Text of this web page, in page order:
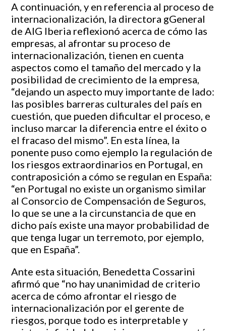
A continuación, y en referencia al proceso de
internacionalización, la directora gGeneral
de AIG Iberia reflexionó acerca de cómo las
empresas, al afrontar su proceso de
internacionalización, tienen en cuenta
aspectos como el tamaño del mercado y la
posibilidad de crecimiento de la empresa,
“dejando un aspecto muy importante de lado:
las posibles barreras culturales del país en
cuestión, que pueden dificultar el proceso, e
incluso marcar la diferencia entre el éxito o
el fracaso del mismo”. En esta línea, la
ponente puso como ejemplo la regulación de
los riesgos extraordinarios en Portugal, en
contraposición a cómo se regulan en España:
“en Portugal no existe un organismo similar
al Consorcio de Compensación de Seguros,
lo que se une a la circunstancia de que en
dicho país existe una mayor probabilidad de
que tenga lugar un terremoto, por ejemplo,
que en España”.
Ante esta situación, Benedetta Cossarini
afirmó que “no hay unanimidad de criterio
acerca de cómo afrontar el riesgo de
internacionalización por el gerente de
riesgos, porque todo es interpretable y